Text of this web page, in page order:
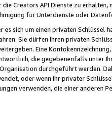
Creators API Dienste zu
für Unterdienste oder
es sich um einen privaten
Sie dürfen Ihren privaten
Eine
die gegebenenfalls unter
durchgeführt werden.
oder wenn Ihr privater
verwenden, die einer anderen